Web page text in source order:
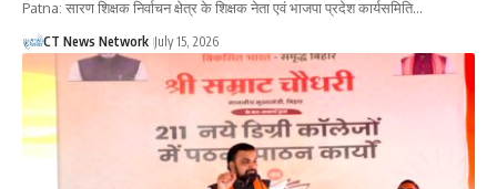
Patna: सारण शिक्षक निर्वाचन क्षेत्र के शिक्षक नेता एवं भाजपा प्रदेश कार्यसमिति…
CT News Network July 15, 2026